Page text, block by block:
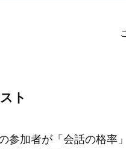
ト
の参加者が「会話の格